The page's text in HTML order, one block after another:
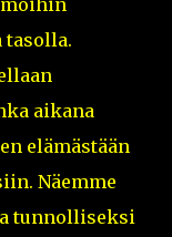
aikana
elämästään
Näemme
tunnolliseksi